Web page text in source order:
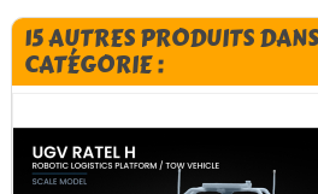
15 AUTRES PRODUITS
CATÉGORIE :